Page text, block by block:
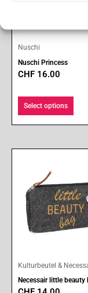
Nuschi
Nuschi Princess
CHF 16.00
Select options
Kulturbeutel &
Necessair little beauty